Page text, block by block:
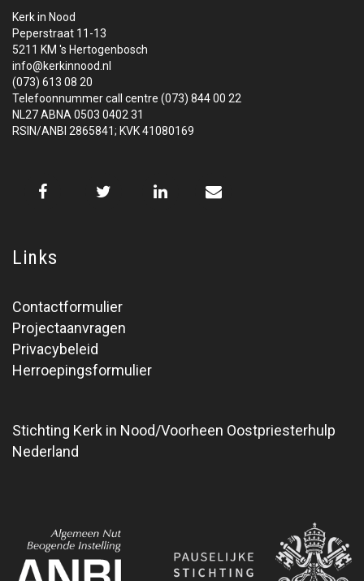
Kerk in Nood
Peperstraat 11-13
5211 KM 's Hertogenbosch
info@kerkinnood.nl
(073) 613 08 20
Telefoonnummer call centre (073) 844 00 22
NL27 ABNA 0503 0402 31
RSIN/ANBI 2865841; KVK 41080169
Links
Contactformulier
Projectaanvragen
Privacybeleid
Herroepingsformulier
Stichting Kerk in Nood/Voorheen Oostpriesterhulp
Nederland